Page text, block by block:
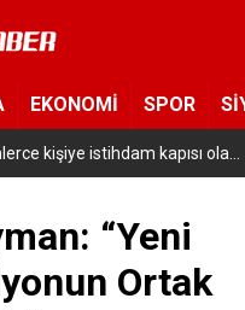
EKONOMİ SPOR
kişiye istihdam kapısı olacak
“Yeni
Ortak